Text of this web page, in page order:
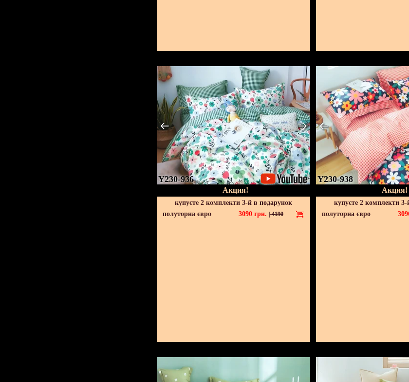
Y230-936
Акция!
купуєте 2 комплекти 3-й в подарунок
полуторна євро
3090 грн. |4190
Y230-938
Акция!
купуєте 2 комплекти
полуторна євро